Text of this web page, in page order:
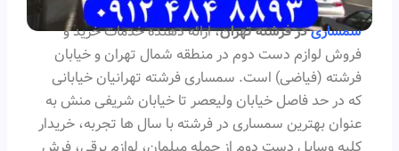
سمساریدر فرشته تهران، ارائه دهنده خدمات خرید و
فروش لوازم دست دوم در منطقه شمال تهران و خیابان
فرشته (فیاضی) است. سمساری فرشته تهرانیان خیابانی
که در حد فاصل خیابان ولیعصر تا خیابان شریفی منش به
عنوان بهترین سمساری در فرشته با سال ها تجربه، خریدار